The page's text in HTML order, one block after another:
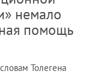
немало
помощь
Толегена